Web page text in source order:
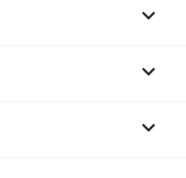


